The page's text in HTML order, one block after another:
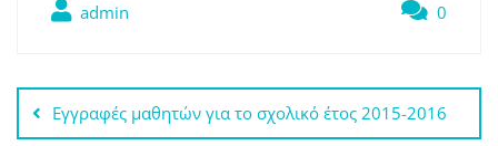
admin 0
Πλοήγηση
Εγγραφές μαθητών για το σχολικό έτος 2015-2016